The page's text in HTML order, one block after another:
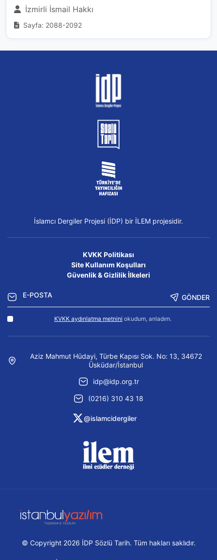
İzmirli İsmail Hakkı
Sayfa: 2088-2092
İslamcı Dergiler Projesi (İDP) bir İLEM projesidir.
KVKK Politikası
Site Kullanım Koşulları
Güvenlik & Gizlilik İlkeleri
GÖNDER
KVKK aydınlatma metnini okudum, anladım.
Aziz Mahmut Hüdayi, Türbe Kapısı Sok. No: 13, 34672
Üsküdar/İstanbul
idp@idp.org.tr
(0216) 310 43 18
@islamcidergiler
© Copyright 2026 İDP Sözlü Tarih. Tüm hakları saklıdır.